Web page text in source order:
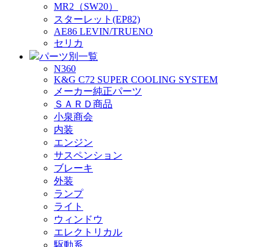
MR2（SW20）
スターレット(EP82)
AE86 LEVIN/TRUENO
セリカ
パーツ別一覧
N360
K&G C72 SUPER COOLING SYSTEM
メーカー純正パーツ
ＳＡＲＤ商品
小泉商会
内装
エンジン
サスペンション
ブレーキ
外装
ランプ
ライト
ウィンドウ
エレクトリカル
駆動系